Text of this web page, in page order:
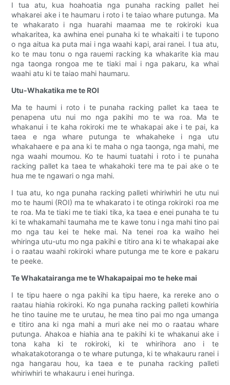
I tua atu, kua hoahoatia nga punaha racking pallet hei
whakarei ake i te haumaru i roto i te taiao whare putunga. Ma
te whakarato i nga huarahi maamaa me te rokiroki kua
whakaritea, ka awhina enei punaha ki te whakaiti i te tupono
o nga aitua ka puta mai i nga waahi kapi, arai ranei. I tua atu,
ko te mau tonu o nga rauemi racking ka whakarite kia mau
nga taonga rongoa me te tiaki mai i nga pakaru, ka whai
waahi atu ki te taiao mahi haumaru.
Utu-Whakatika me te ROI
Ma te haumi i roto i te punaha racking pallet ka taea te
penapena utu nui mo nga pakihi mo te wa roa. Ma te
whakanui i te kaha rokiroki me te whakapai ake i te pai, ka
taea e nga whare putunga te whakaheke i nga utu
whakahaere e pa ana ki te maha o nga taonga, nga mahi, me
nga waahi moumou. Ko te haumi tuatahi i roto i te punaha
racking pallet ka taea te whakahoki tere ma te pai ake o te
hua me te ngawari o nga mahi.
I tua atu, ko nga punaha racking palleti whiriwhiri he utu nui
mo te haumi (ROI) ma te whakarato i te otinga rokiroki roa me
te roa. Ma te tiaki me te tiaki tika, ka taea e enei punaha te tu
ki te whakamahi taumaha me te kawe tonu i nga mahi tino pai
mo nga tau kei te heke mai. Na tenei roa ka waiho hei
whiringa utu-utu mo nga pakihi e titiro ana ki te whakapai ake
i o raatau waahi rokiroki whare putunga me te kore e pakaru
te peeke.
Te Whakatairanga me te Whakapaipai mo te heke mai
I te tipu haere o nga pakihi ka tipu haere, ka rereke ano o
raatau hiahia rokiroki. Ko nga punaha racking palleti kowhiria
he tino tauine me te urutau, he mea tino pai mo nga umanga
e titiro ana ki nga mahi a muri ake nei mo o raatau whare
putunga. Ahakoa e hiahia ana te pakihi ki te whakanui ake i
tona kaha ki te rokiroki, ki te whirihora ano i te
whakatakotoranga o te whare putunga, ki te whakauru ranei i
nga hangarau hou, ka taea e te punaha racking palleti
whiriwhiri te whakauru i enei huringa.